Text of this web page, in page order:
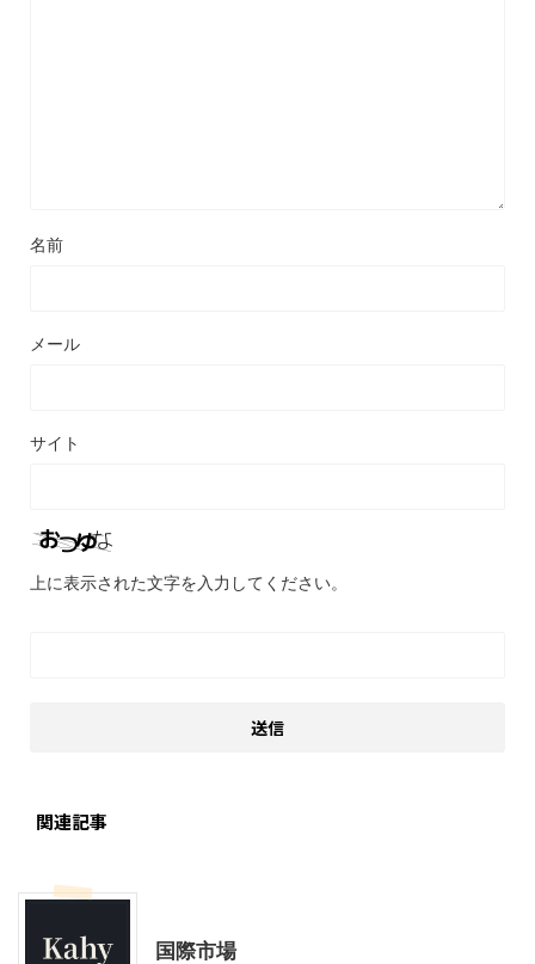
名前
メール
サイト
上に表示された文字を入力してください。
関連記事
国際市場